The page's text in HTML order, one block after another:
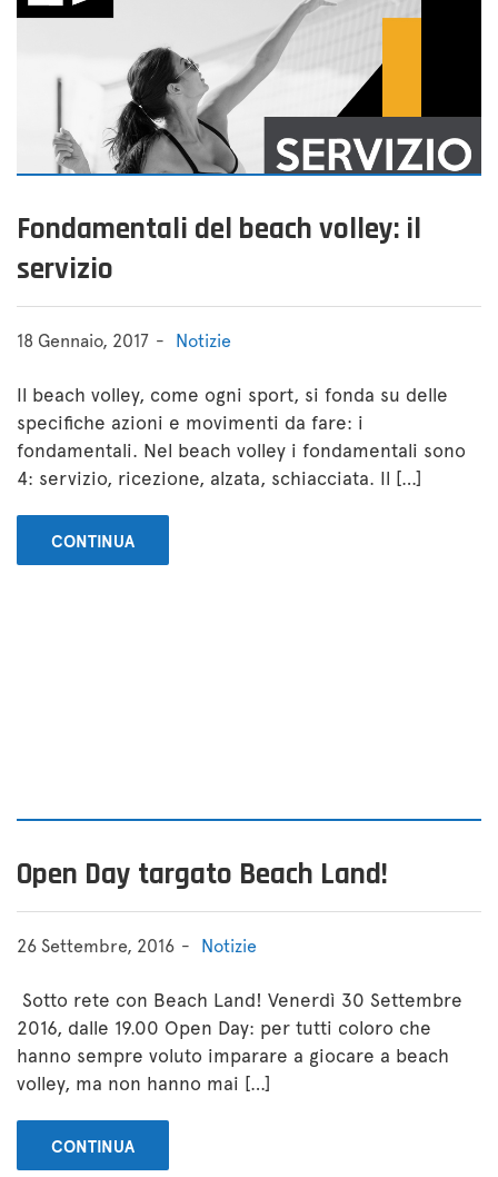
Fondamentali del beach volley: il
servizio
18 Gennaio, 2017 Notizie
Il beach volley, come ogni sport, si fonda su delle
specifiche azioni e movimenti da fare: i
fondamentali. Nel beach volley i fondamentali sono
4: servizio, ricezione, alzata, schiacciata. Il […]
CONTINUA
Open Day targato Beach Land!
26 Settembre, 2016 Notizie
Sotto rete con Beach Land! Venerdì 30 Settembre
2016, dalle 19.00 Open Day: per tutti coloro che
hanno sempre voluto imparare a giocare a beach
volley, ma non hanno mai […]
CONTINUA